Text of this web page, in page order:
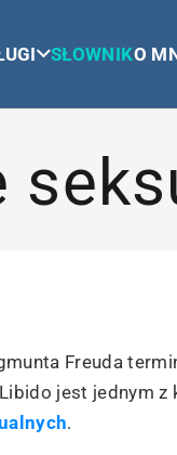
SŁOWNIKO
Freuda
jest jednym
.